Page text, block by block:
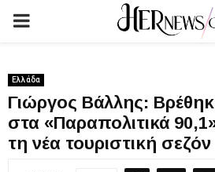
PRIMARY
Ελλάδα
Γιώργος Βάλλης:
στα «Παραπολιτικά
τη νέα τουριστική σεζόν